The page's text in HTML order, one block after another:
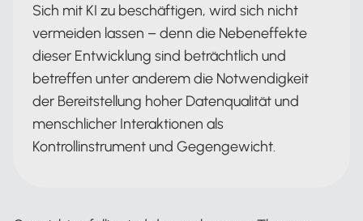
Sich mit KI zu beschäftigen, wird sich nicht
vermeiden lassen – denn die Nebeneffekte
dieser Entwicklung sind beträchtlich und
betreffen unter anderem die Notwendigkeit
der Bereitstellung hoher Datenqualität und
menschlicher Interaktionen als
Kontrollinstrument und Gegengewicht.